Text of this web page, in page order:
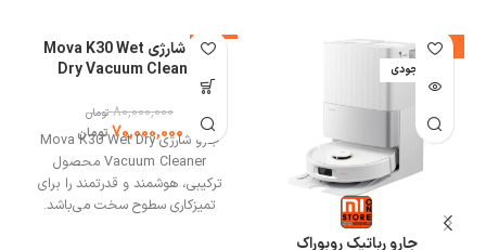
-7%
اتمام موجودی
جارو رباتیک روبوراک
-13%
جارو شارژی Mova K30 Wet
Dry Vacuum Cleaner
80,000,000 تومان
70,000,000 تومان
جارو شارژی Mova K30 Wet Dry
Vacuum Cleaner محصول
ترکیبی، هوشمند و قدرتمند را برای
تمیزکاری سطوح سخت می‌باشد.